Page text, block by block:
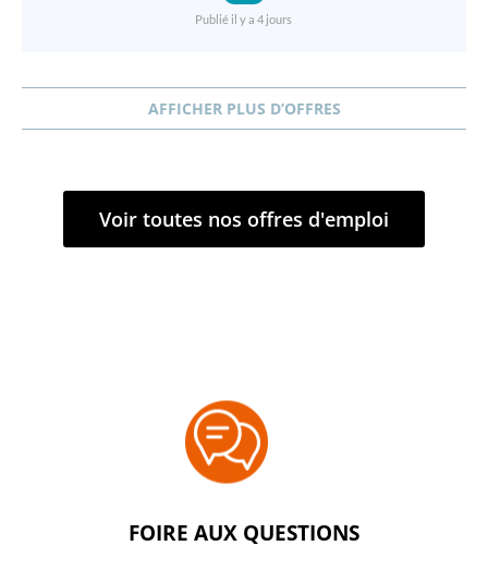
Publié il y a 4 jours
AFFICHER PLUS D’OFFRES
Voir toutes nos offres d'emploi
FOIRE AUX QUESTIONS